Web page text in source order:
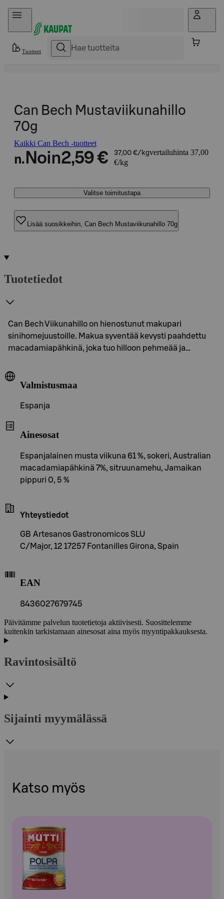
Hyppää sisältöön
Tuotteet
Can Bech Mustaviikunahillo
70g
Kaikki Can Bech -tuotteet
n. Noin2,59 € 37,00 €/kgvertailuhinta 37,00
€/kg
Valitse toimitustapa
Lisää suosikkeihin, Can Bech Mustaviikunahillo 70g
Tuotetiedot
Can Bech Viikunahillo on hienostunut makupari
sinihomejuustoille. Makua syventää kevysti paahdettu
macadamiapähkinä, joka tuo hilloon pehmeää ja…
Valmistusmaa
Espanja
Ainesosat
Espanjalainen musta viikuna 61 %, sokeri, Australian
macadamiapähkinä 7%, sitruunamehu, Jamaikan
pippuri 0, 5 %
Yhteystiedot
GB Artesanos Gastronomicos SLU
C/Major, 12 17257 Fontanilles Girona, Spain
EAN
8436027679745
Päivitämme palvelun tuotetietoja aktiivisesti. Suosittelemme
kuitenkin tarkistamaan ainesosat aina myös myyntipakkauksesta.
Ravintosisältö
Sijainti myymälässä
Katso myös